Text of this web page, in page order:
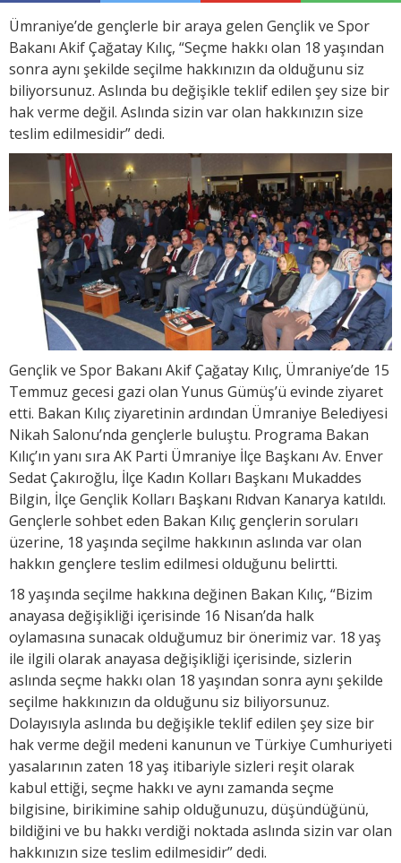
Ümraniye’de gençlerle bir araya gelen Gençlik ve Spor
Bakanı Akif Çağatay Kılıç, “Seçme hakkı olan 18 yaşından
sonra aynı şekilde seçilme hakkınızın da olduğunu siz
biliyorsunuz. Aslında bu değişikle teklif edilen şey size bir
hak verme değil. Aslında sizin var olan hakkınızın size
teslim edilmesidir” dedi.
Gençlik ve Spor Bakanı Akif Çağatay Kılıç, Ümraniye’de 15
Temmuz gecesi gazi olan Yunus Gümüş’ü evinde ziyaret
etti. Bakan Kılıç ziyaretinin ardından Ümraniye Belediyesi
Nikah Salonu’nda gençlerle buluştu. Programa Bakan
Kılıç’ın yanı sıra AK Parti Ümraniye İlçe Başkanı Av. Enver
Sedat Çakıroğlu, İlçe Kadın Kolları Başkanı Mukaddes
Bilgin, İlçe Gençlik Kolları Başkanı Rıdvan Kanarya katıldı.
Gençlerle sohbet eden Bakan Kılıç gençlerin soruları
üzerine, 18 yaşında seçilme hakkının aslında var olan
hakkın gençlere teslim edilmesi olduğunu belirtti.
18 yaşında seçilme hakkına değinen Bakan Kılıç, “Bizim
anayasa değişikliği içerisinde 16 Nisan’da halk
oylamasına sunacak olduğumuz bir önerimiz var. 18 yaş
ile ilgili olarak anayasa değişikliği içerisinde, sizlerin
aslında seçme hakkı olan 18 yaşından sonra aynı şekilde
seçilme hakkınızın da olduğunu siz biliyorsunuz.
Dolayısıyla aslında bu değişikle teklif edilen şey size bir
hak verme değil medeni kanunun ve Türkiye Cumhuriyeti
yasalarının zaten 18 yaş itibariyle sizleri reşit olarak
kabul ettiği, seçme hakkı ve aynı zamanda seçme
bilgisine, birikimine sahip olduğunuzu, düşündüğünü,
bildiğini ve bu hakkı verdiği noktada aslında sizin var olan
hakkınızın size teslim edilmesidir” dedi.